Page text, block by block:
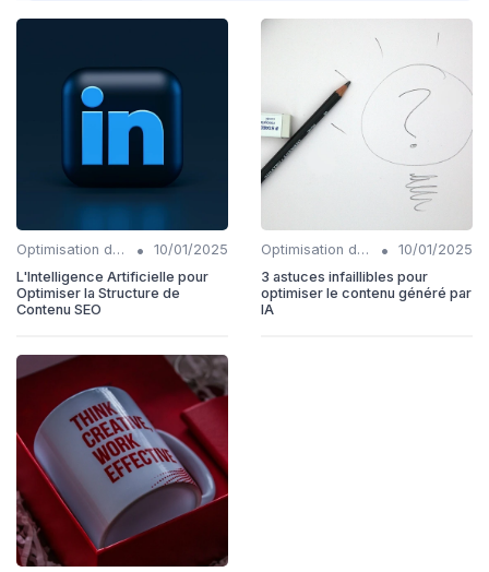
Optimisation du contenu généré par IA •
10/01/2025
L'Intelligence Artificielle pour
Optimiser la Structure de
Contenu SEO
Optimisation du contenu généré par IA •
10/01/2025
3 astuces infaillibles pour
optimiser le contenu généré par
IA